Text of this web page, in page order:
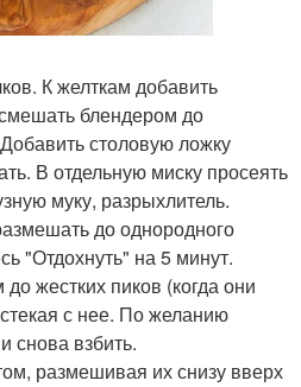
К желткам добавить
блендером до
столовую ложку
В отдельную миску просеять
муку, разрыхлитель.
до однородного
"Отдохнуть" на 5 минут.
жестких пиков (когда они
с нее. По желанию
снова взбить.
размешивая их снизу вверх